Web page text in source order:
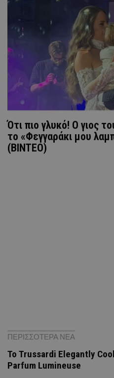
Ότι πιο γλυκό! Ο γιος
το «Φεγγαράκι μου
(ΒΙΝΤΕΟ)
ΠΕΡΙΣΣΟΤΕΡΑ ΝΕΑ
Το Trussardi Elegantly
Parfum Lumineuse